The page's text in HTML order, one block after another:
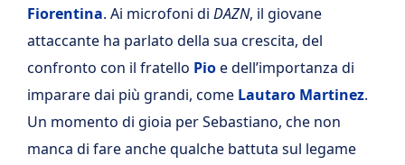
Fiorentina. Ai microfoni di DAZN, il giovane
attaccante ha parlato della sua crescita, del
confronto con il fratello Pioe dell’importanza di
imparare dai più grandi, come Lautaro Martinez.
Un momento di gioia per Sebastiano, che non
manca di fare anche qualche battuta sul legame